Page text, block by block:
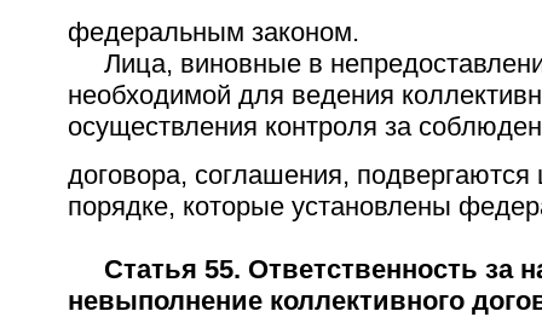
федеральным законом.
Лица, виновные в
необходимой для ведения
осуществления контроля за
договора, соглашения,
порядке, которые установлены
Статья 55. Ответственность за
невыполнение коллективного